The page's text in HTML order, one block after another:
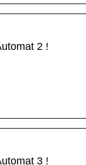
2 !
3 !